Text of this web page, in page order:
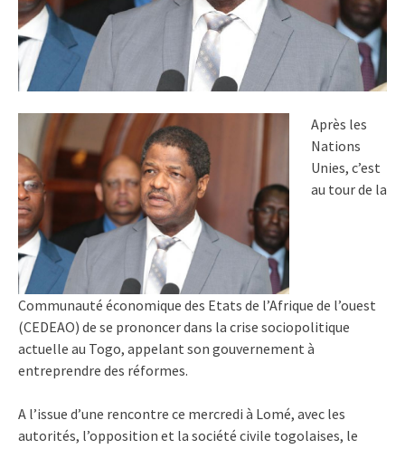
Après les
Nations
Unies, c’est
au tour de la
Communauté économique des Etats de l’Afrique de l’ouest
(CEDEAO) de se prononcer dans la crise sociopolitique
actuelle au Togo, appelant son gouvernement à
entreprendre des réformes.
A l’issue d’une rencontre ce mercredi à Lomé, avec les
autorités, l’opposition et la société civile togolaises, le